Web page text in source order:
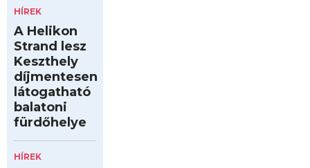
HÍREK
A Helikon
Strand lesz
Keszthely
díjmentesen
látogatható
balatoni
fürdőhelye
HÍREK